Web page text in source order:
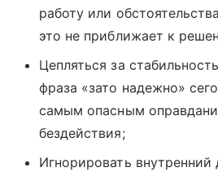
работу или
это не приближает к
Цепляться за
фраза «зато надежно»
самым опасным
бездействия;
Игнорировать